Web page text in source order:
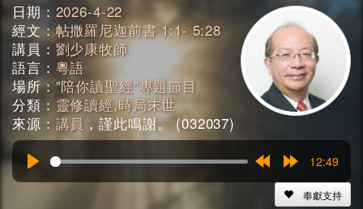
日期： 2026-4-22
經文：帖撒羅尼迦前書 1:1- 5:28
講員：劉少康牧師
語言： 粵語
場所： "陪你讀聖經"專題節目
分類： 靈修讀經,時局末世
來源： 講員 ，謹此鳴謝。 (032037)
15s
12:49
奉獻支持